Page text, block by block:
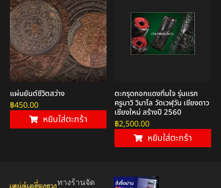
แผ่นยันต์ชีวิตสว่าง
฿450.00
หยิบใส่ตะกร้า
ตะกรุดถอกแดงทิ่มใจ รุ่นแรก
ครูบาวิ วิมาโล วัดเวฬุวัน เชียงดาว
เชียงใหม่ สร้างปี 2560
฿2,500.00
หยิบใส่ตะกร้า
ทางร้านจัด